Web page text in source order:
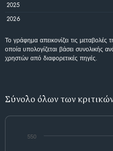
2025
2026
Το γράφημα απεικονίζει τις μεταβολές
οποία υπολογίζεται βάσει συνολικής
χρηστών από διαφορετικές πηγές.
Σύνολο όλων των
550